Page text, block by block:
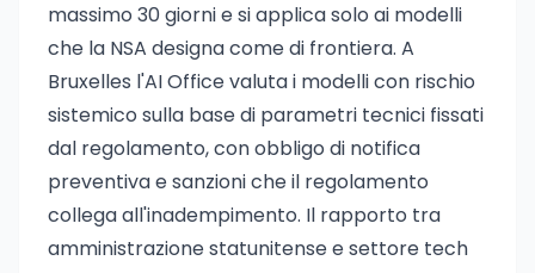
massimo 30 giorni e si applica solo ai modelli
che la NSA designa come di frontiera. A
Bruxelles l'AI Office valuta i modelli con rischio
sistemico sulla base di parametri tecnici fissati
dal regolamento, con obbligo di notifica
preventiva e sanzioni che il regolamento
collega all'inadempimento. Il rapporto tra
amministrazione statunitense e settore tech